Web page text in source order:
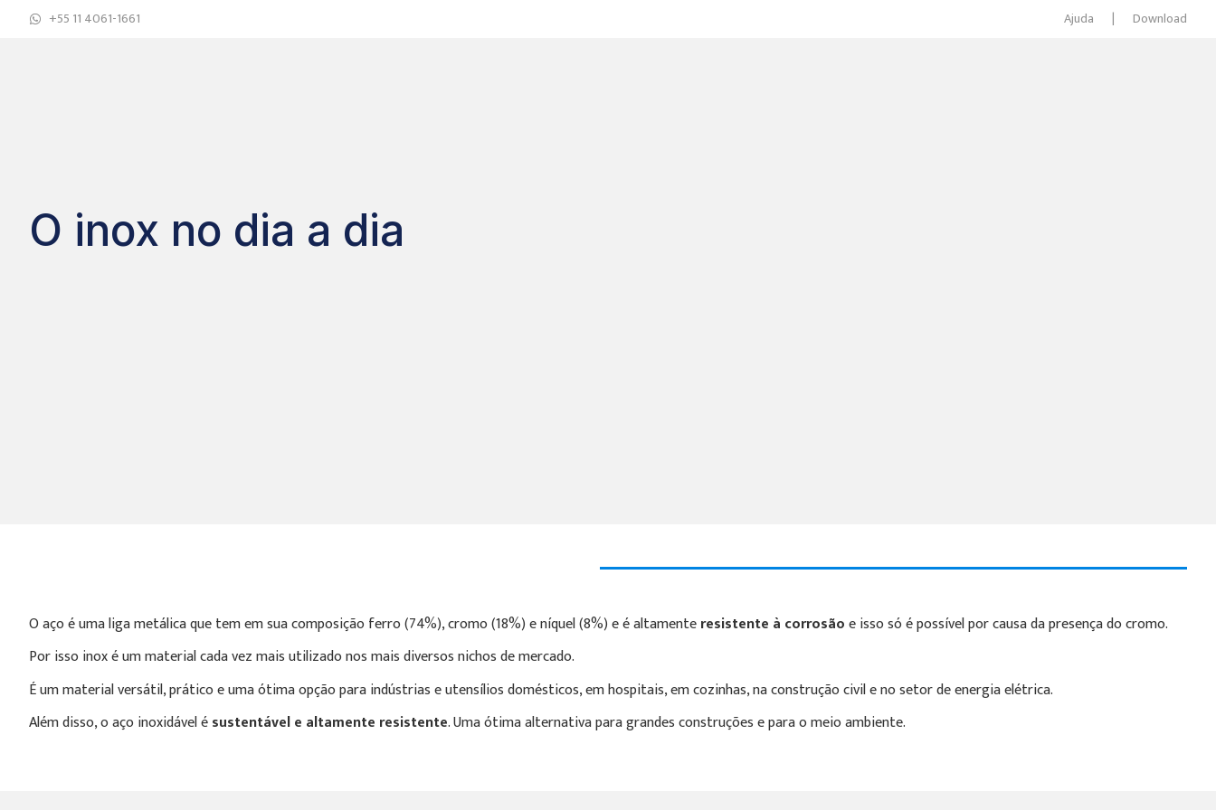
+55 11 4061-1661 Ajuda | Download
O inox no dia a dia
O aço é uma liga metálica que tem em sua composição ferro (74%), cromo (18%) e níquel (8%) e é altamenteresistente à corrosãoe isso só é possível por causa da presença do cromo.
Por isso inox é um material cada vez mais utilizado nos mais diversos nichos de mercado.
É um material versátil, prático e uma ótima opção para indústrias e utensílios domésticos, em hospitais, em cozinhas, na construção civil e no setor de energia elétrica.
Além disso, o aço inoxidável ésustentável e altamente resistente. Uma ótima alternativa para grandes construções e para o meio ambiente.